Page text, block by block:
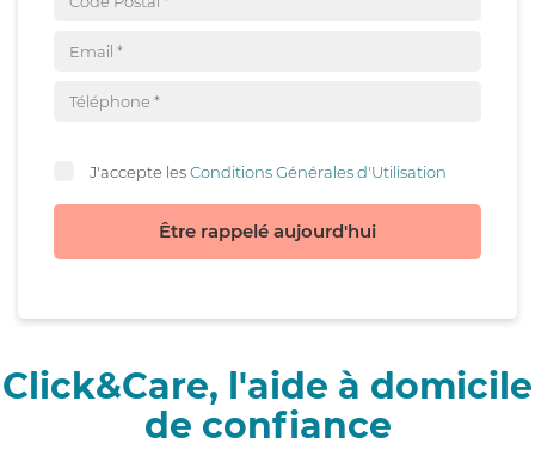
J'accepte lesConditions Générales d'Utilisation
Être rappelé aujourd'hui
Click&Care, l'aide à domicile
de confiance